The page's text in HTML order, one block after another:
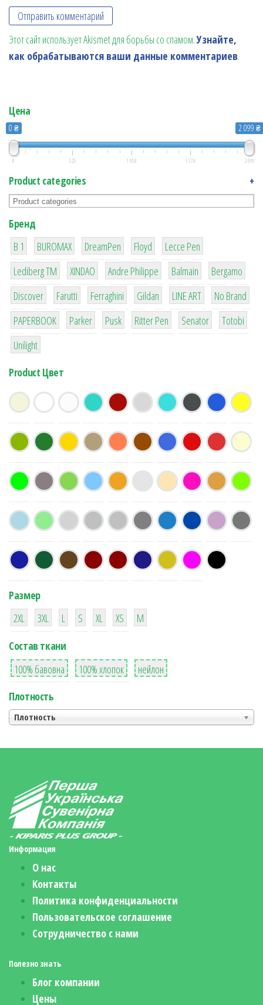
Этот сайт использует Akismet для борьбы со спамом.Узнайте,
как обрабатываются ваши данные комментариев.
Цена
0 ₴ 2 099 ₴
0 525 1 050 1 574 2 099
Product categories +
Бренд
B 1
1
BUROMAX
1
DreamPen
2
Floyd
2
Lecce Pen
3
Lediberg ТМ
3
XINDAO
1
Andre Philippe
4
Balmain
26
Bergamo
64
Discover
299
Farutti
4
Ferraghini
42
Gildan
4
LINE ART
90
No Brand
8
PAPERBOOK
6
Parker
2
Pusk
22
Ritter Pen
15
Senator
43
Totobi
1
Unilight
Product Цвет
Размер
38
2XL
16
3XL
42
L
42
S
42
XL XS
М
Состав ткани
8
100% бавовна
36
100% хлопок
2
нейлон
Плотность
Плотность
Информация
О нас
Контакты
Политика конфиденциальности
Пользовательское соглашение
Сотрудничество с нами
Полезно знать
Блог компании
Цены